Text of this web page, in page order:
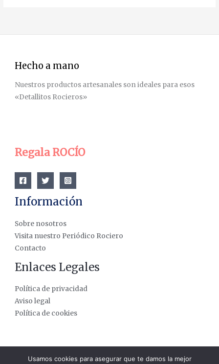
Hecho a mano
Nuestros productos artesanales son ideales para esos
«Detallitos Rocieros»
Regala ROCÍO
Información
Sobre nosotros
Visita nuestro Periódico Rociero
Contacto
Enlaces Legales
Política de privacidad
Aviso legal
Política de cookies
Usamos cookies para asegurar que te damos la mejor